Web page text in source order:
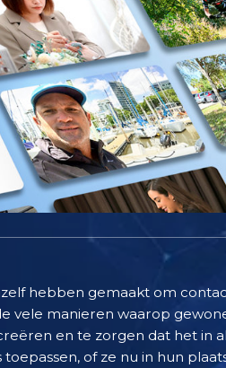
hebben gemaakt om
vele manieren waarop
en te zorgen dat het in
of ze nu in hun